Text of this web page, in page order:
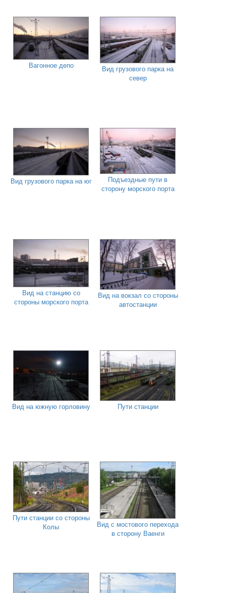
Вагонное депо
Вид грузового парка на
север
Вид грузового парка на юг
Подъездные пути в
сторону морского порта
Вид на станцию со
стороны морского порта
Вид на вокзал со стороны
автостанции
Вид на южную горловину Пути станции
Пути станции со стороны
Колы
Вид с мостового перехода
в сторону Ваенги